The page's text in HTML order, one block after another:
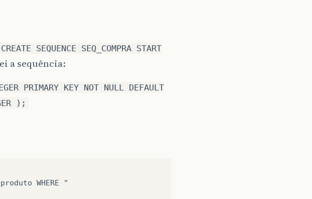
CREATE SEQUENCE SEQ_COMPRA START
a sequência:
PRIMARY KEY NOT NULL DEFAULT
);
WHERE "